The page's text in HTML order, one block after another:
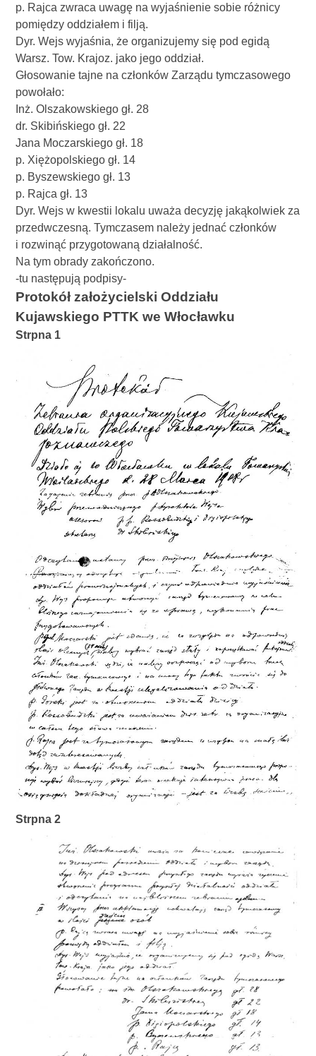
p. Rajca zwraca uwagę na wyjaśnienie sobie różnicy
pomiędzy oddziałem i filją.
Dyr. Wejs wyjaśnia, że organizujemy się pod egidą
Warsz. Tow. Krajoz. jako jego oddział.
Głosowanie tajne na członków Zarządu tymczasowego
powołało:
Inż. Olszakowskiego gł. 28
dr. Skibińskiego gł. 22
Jana Moczarskiego gł. 18
p. Xiężopolskiego gł. 14
p. Byszewskiego gł. 13
p. Rajca gł. 13
Dyr. Wejs w kwestii lokalu uważa decyzję jakąkolwiek za
przedwczesną. Tymczasem należy jednać członków
i rozwinąć przygotowaną działalność.
Na tym obrady zakończono.
-tu następują podpisy-
Protokół założycielski Oddziału
Kujawskiego PTTK we Włocławku
Strpna 1
Strpna 2